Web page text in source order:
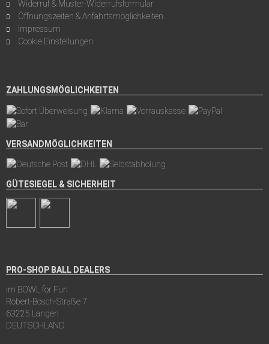
Widerruf & Muster-Widerrufsformular
Öffnungszeiten & Anfahrtsmöglichkeiten
Impressum
Cookie Einstellungen
ZAHLUNGSMÖGLICHKEITEN
VERSANDMÖGLICHKEITEN
GÜTESIEGEL & SICHERHEIT
PRO-SHOP BALL DEALERS
im BOWL for Fun
Robert-Bosch-Straße 7
63225 Langen
DEUTSCHLAND